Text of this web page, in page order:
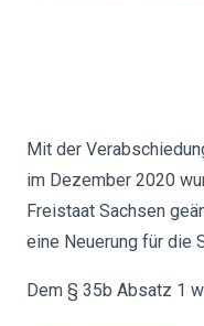
Mit der
im Dezember 2020
Freistaat Sachsen
eine Neuerung für die
Dem § 35b Absatz 1